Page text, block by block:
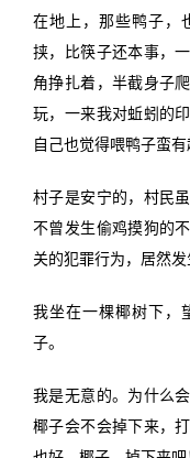
在地上，那些鸭子，
挟，比筷子还本事，
角挣扎着，半截身子
玩，一来我对蚯蚓的
自己也觉得喂鸭子蛮有
村子是安宁的，村民
不曾发生偷鸡摸狗的
关的犯罪行为，居然发
我坐在一棵椰树下，
子。
我是无意的。为什么
椰子会不会掉下来，